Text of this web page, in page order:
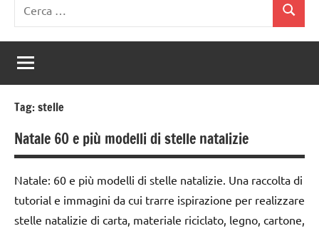
per:
Cerca
Tag:stelle
Natale 60 e più modelli di stelle natalizie
Natale: 60 e più modelli di stelle natalizie. Una raccolta di
tutorial e immagini da cui trarre ispirazione per realizzare
stelle natalizie di carta, materiale riciclato, legno, cartone,